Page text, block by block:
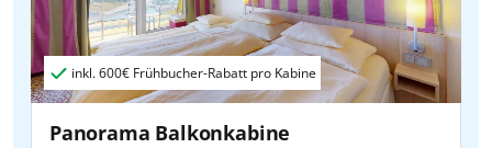
inkl.600€ Frühbucher-Rabatt pro Kabine
Panorama Balkonkabine